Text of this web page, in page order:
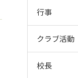
行事
クラブ活動
校長